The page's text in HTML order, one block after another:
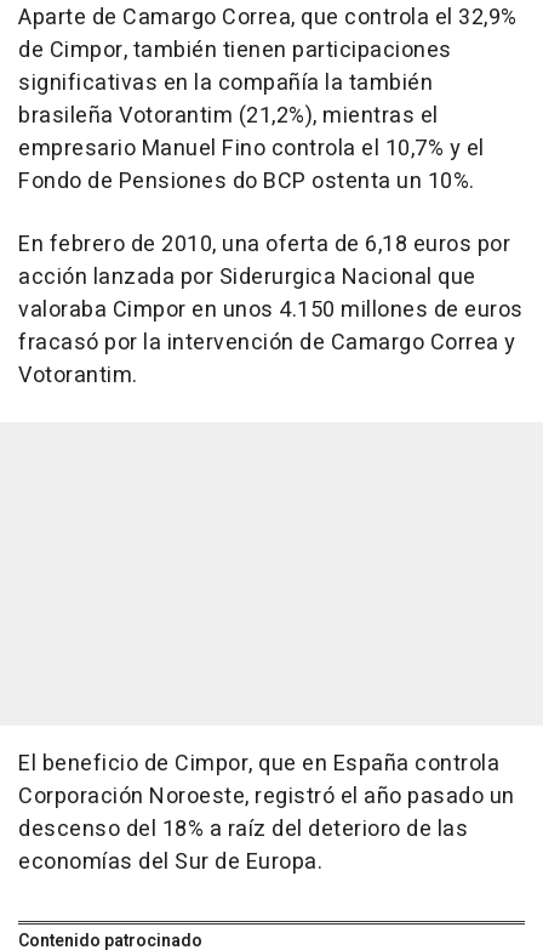
Aparte de Camargo Correa, que controla el 32,9%
de Cimpor, también tienen participaciones
significativas en la compañía la también
brasileña Votorantim (21,2%), mientras el
empresario Manuel Fino controla el 10,7% y el
Fondo de Pensiones do BCP ostenta un 10%.
En febrero de 2010, una oferta de 6,18 euros por
acción lanzada por Siderurgica Nacional que
valoraba Cimpor en unos 4.150 millones de euros
fracasó por la intervención de Camargo Correa y
Votorantim.
El beneficio de Cimpor, que en España controla
Corporación Noroeste, registró el año pasado un
descenso del 18% a raíz del deterioro de las
economías del Sur de Europa.
Contenido patrocinado